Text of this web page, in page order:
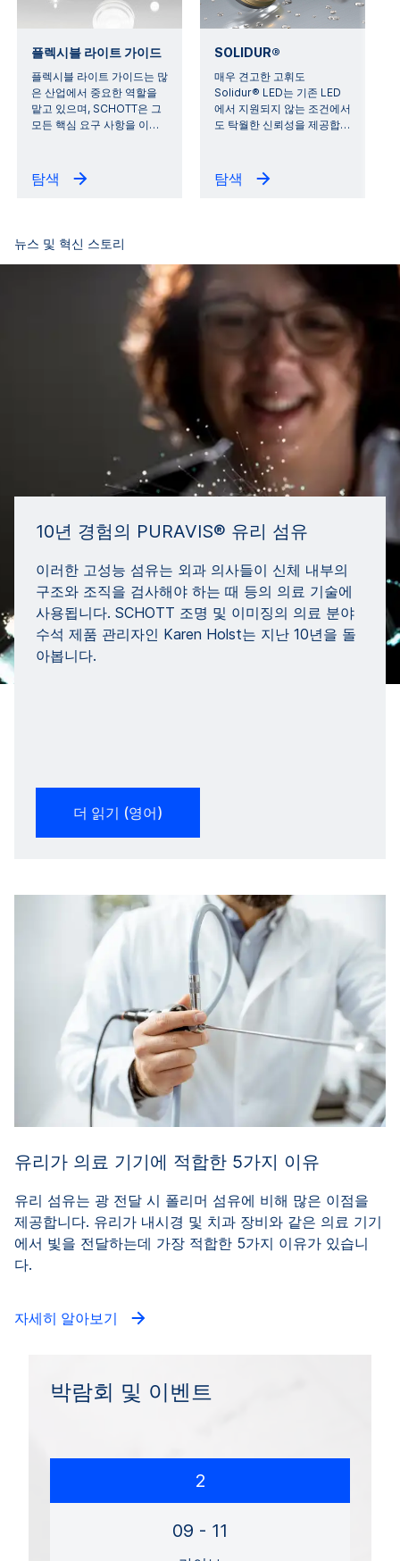
플렉시블 라이트 가이드
플렉시블 라이트 가이드는 많
은 산업에서 중요한 역할을
맡고 있으며, SCHOTT은 그
모든 핵심 요구 사항을 이…
탐색
SOLIDUR®
매우 견고한 고휘도
Solidur® LED는 기존 LED
에서 지원되지 않는 조건에서
도 탁월한 신뢰성을 제공합…
탐색
뉴스 및 혁신 스토리
10년 경험의 PURAVIS® 유리 섬유
이러한 고성능 섬유는 외과 의사들이 신체 내부의
구조와 조직을 검사해야 하는 때 등의 의료 기술에
사용됩니다. SCHOTT 조명 및 이미징의 의료 분야
수석 제품 관리자인 Karen Holst는 지난 10년을 돌
아봅니다.
더 읽기 (영어)
유리가 의료 기기에 적합한 5가지 이유
유리 섬유는 광 전달 시 폴리머 섬유에 비해 많은 이점을
제공합니다. 유리가 내시경 및 치과 장비와 같은 의료 기기
에서 빛을 전달하는데 가장 적합한 5가지 이유가 있습니
다.
자세히 알아보기
박람회 및 이벤트
2
09 - 11